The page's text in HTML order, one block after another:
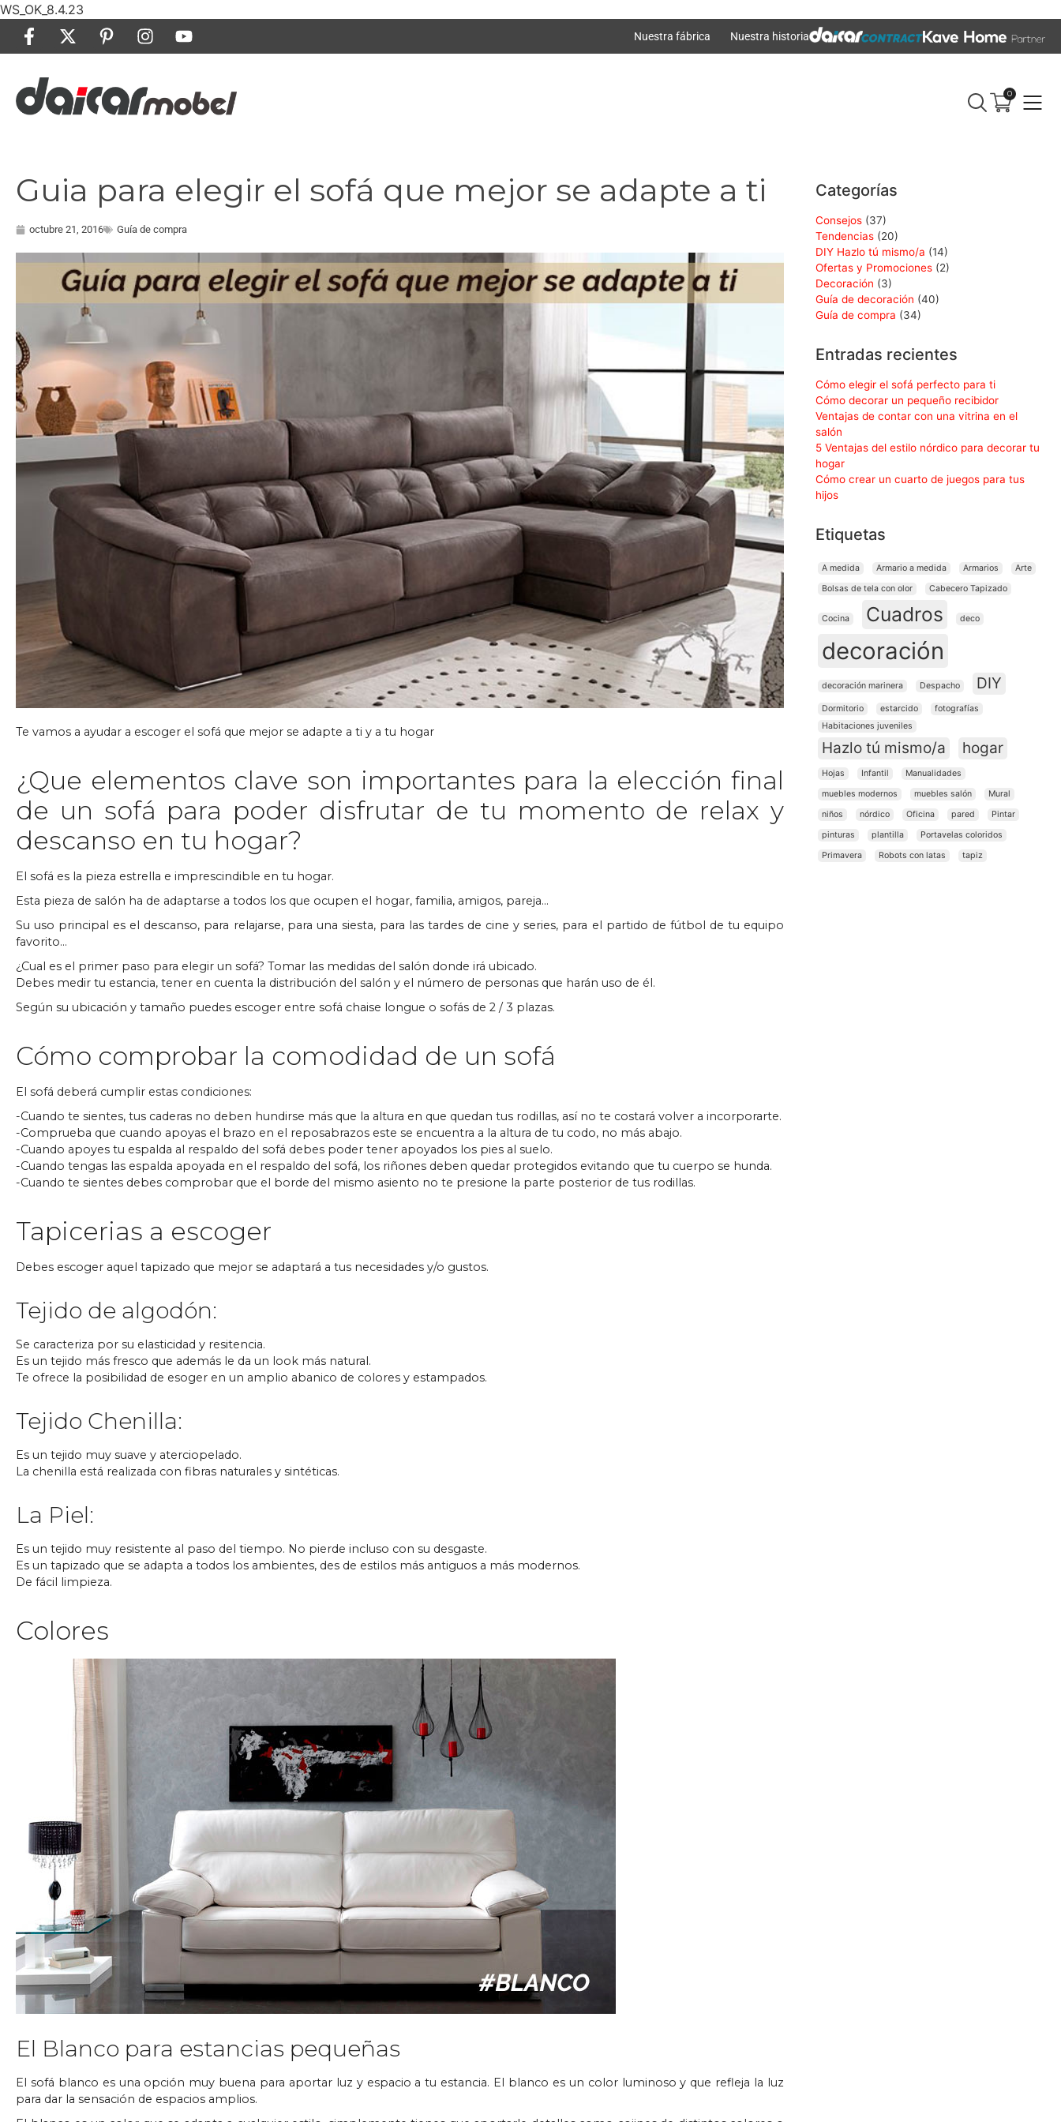
WS_OK_8.4.23
Nuestra fábrica Nuestra historia
0
Guia para elegir el sofá que mejor se adapte a ti
octubre 21, 2016 Guía de compra
Te vamos a ayudar a escoger el sofá que mejor se adapte a ti y a tu hogar
¿Que elementos clave son importantes para la elección final
de un sofá para poder disfrutar de tu momento de relax y
descanso en tu hogar?
El sofá es la pieza estrella e imprescindible en tu hogar.
Esta pieza de salón ha de adaptarse a todos los que ocupen el hogar, familia, amigos, pareja…
Su uso principal es el descanso, para relajarse, para una siesta, para las tardes de cine y series, para el partido de fútbol de tu equipo
favorito…
¿Cual es el primer paso para elegir un sofá? Tomar las medidas del salón donde irá ubicado.
Debes medir tu estancia, tener en cuenta la distribución del salón y el número de personas que harán uso de él.
Según su ubicación y tamaño puedes escoger entre sofá chaise longue o sofás de 2 / 3 plazas.
Cómo comprobar la comodidad de un sofá
El sofá deberá cumplir estas condiciones:
-Cuando te sientes, tus caderas no deben hundirse más que la altura en que quedan tus rodillas, así no te costará volver a incorporarte.
-Comprueba que cuando apoyas el brazo en el reposabrazos este se encuentra a la altura de tu codo, no más abajo.
-Cuando apoyes tu espalda al respaldo del sofá debes poder tener apoyados los pies al suelo.
-Cuando tengas las espalda apoyada en el respaldo del sofá, los riñones deben quedar protegidos evitando que tu cuerpo se hunda.
-Cuando te sientes debes comprobar que el borde del mismo asiento no te presione la parte posterior de tus rodillas.
Tapicerias a escoger
Debes escoger aquel tapizado que mejor se adaptará a tus necesidades y/o gustos.
Tejido de algodón:
Se caracteriza por su elasticidad y resitencia.
Es un tejido más fresco que además le da un look más natural.
Te ofrece la posibilidad de esoger en un amplio abanico de colores y estampados.
Tejido Chenilla:
Es un tejido muy suave y aterciopelado.
La chenilla está realizada con fibras naturales y sintéticas.
La Piel:
Es un tejido muy resistente al paso del tiempo. No pierde incluso con su desgaste.
Es un tapizado que se adapta a todos los ambientes, des de estilos más antiguos a más modernos.
De fácil limpieza.
Colores
El Blanco para estancias pequeñas
El sofá blanco es una opción muy buena para aportar luz y espacio a tu estancia. El blanco es un color luminoso y que refleja la luz
para dar la sensación de espacios amplios.
Categorías
Consejos (37)
Tendencias (20)
DIY Hazlo tú mismo/a (14)
Ofertas y Promociones (2)
Decoración (3)
Guía de decoración (40)
Guía de compra (34)
Entradas recientes
Cómo elegir el sofá perfecto para ti
Cómo decorar un pequeño recibidor
Ventajas de contar con una vitrina en el
salón
5 Ventajas del estilo nórdico para decorar tu
hogar
Cómo crear un cuarto de juegos para tus
hijos
Etiquetas
A medida Armario a medida Armarios
Arte
Bolsas de tela con olor
Cabecero Tapizado
Cocina Cuadros deco
decoración
decoración marinera Despacho DIY
Dormitorio estarcido
fotografías
Habitaciones juveniles
Hazlo tú mismo/a hogar
Hojas Infantil
Manualidades
muebles modernos
muebles salón
Mural
niños
nórdico Oficina pared
Pintar
pinturas
plantilla
Portavelas coloridos
Primavera
Robots con latas tapiz